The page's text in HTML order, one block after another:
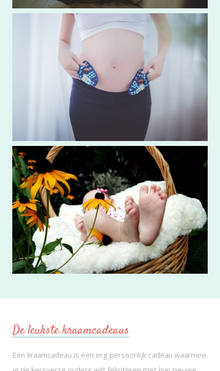
De leukste kraamcadeaus
Een kraamcadeau is een erg persoonlijk cadeau waarmee